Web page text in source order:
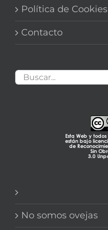
Política de Cookies
Contacto
Buscar:
No somos ovejas